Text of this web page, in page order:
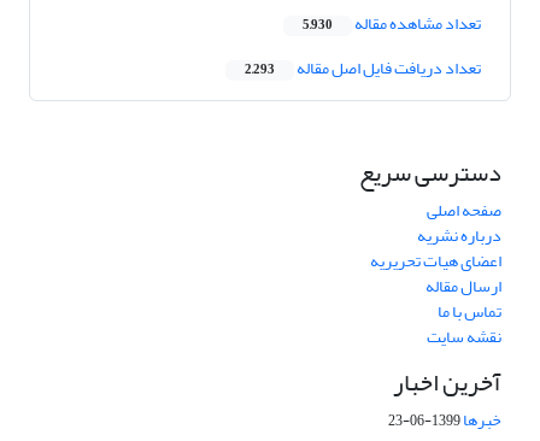
تعداد مشاهده مقاله 5,930
تعداد دریافت فایل اصل مقاله 2,293
دسترسی سریع
صفحه اصلی
درباره نشریه
اعضای هیات تحریریه
ارسال مقاله
تماس با ما
نقشه سایت
آخرین اخبار
خبرها1399-06-23